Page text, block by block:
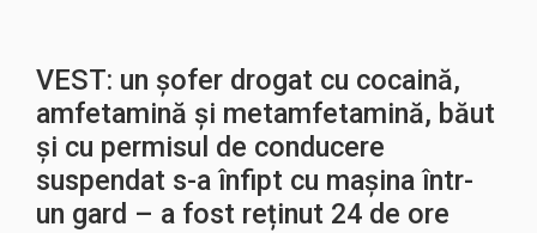
VEST: un șofer drogat cu cocaină,
amfetamină și metamfetamină, băut
și cu permisul de conducere
suspendat s-a înfipt cu mașina într-
un gard – a fost reținut 24 de ore